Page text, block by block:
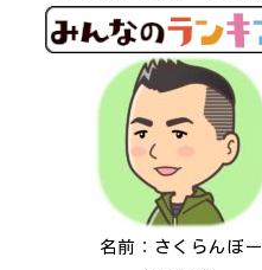
名前：さくらんぼー